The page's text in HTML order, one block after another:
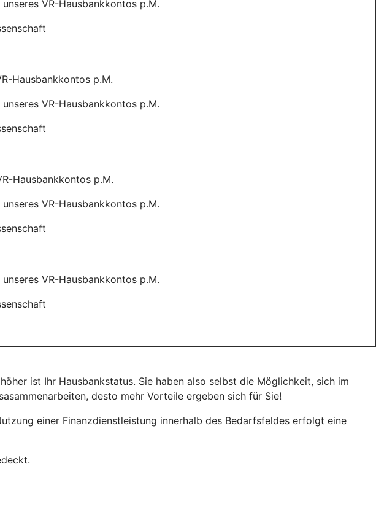
VR-Hausbankkontos p.M.
Hausbankkontos p.M.
VR-Hausbankkontos p.M.
Hausbankkontos p.M.
VR-Hausbankkontos p.M.
VR-Hausbankkontos p.M.
ist Ihr Hausbankstatus. Sie haben also selbst die Möglichkeit, sich im
desto mehr Vorteile ergeben sich für Sie!
einer Finanzdienstleistung innerhalb des Bedarfsfeldes erfolgt eine